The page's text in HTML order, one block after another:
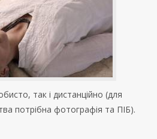
так і дистанційно (для
потрібна фотографія та ПІБ).